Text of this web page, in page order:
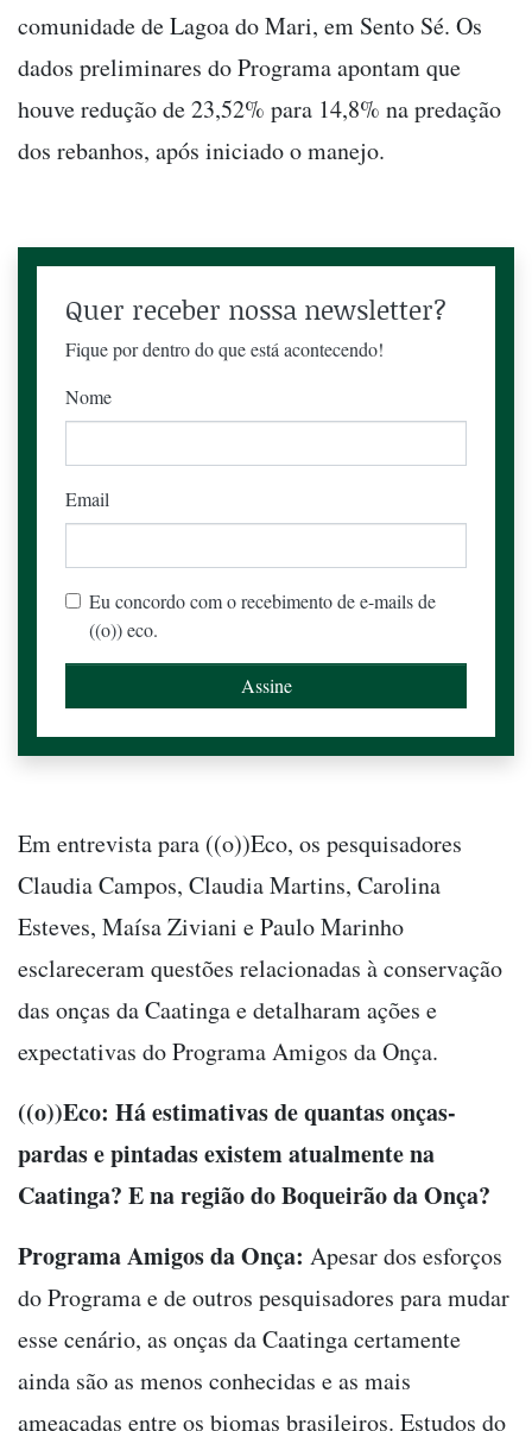
comunidade de Lagoa do Mari, em Sento Sé. Os
dados preliminares do Programa apontam que
houve redução de 23,52% para 14,8% na predação
dos rebanhos, após iniciado o manejo.
Quer receber nossa newsletter?
Fique por dentro do que está acontecendo!
Nome
Email
Eu concordo com o recebimento de e-mails de
((o)) eco.
Em entrevista para ((o))Eco, os pesquisadores
Claudia Campos, Claudia Martins, Carolina
Esteves, Maísa Ziviani e Paulo Marinho
esclareceram questões relacionadas à conservação
das onças da Caatinga e detalharam ações e
expectativas do Programa Amigos da Onça.
((o))Eco: Há estimativas de quantas onças-
pardas e pintadas existem atualmente na
Caatinga? E na região do Boqueirão da Onça?
Programa Amigos da Onça: Apesar dos esforços
do Programa e de outros pesquisadores para mudar
esse cenário, as onças da Caatinga certamente
ainda são as menos conhecidas e as mais
ameaçadas entre os biomas brasileiros. Estudos do